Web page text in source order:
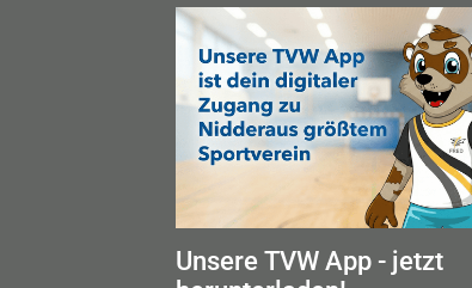
Unsere TVW App - jetzt